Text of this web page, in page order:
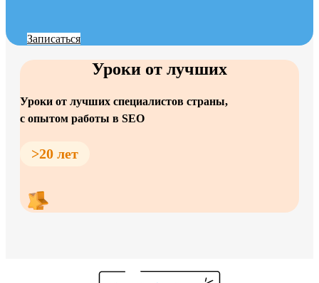
Записаться
Уроки от лучших
Уроки от лучших специалистов страны,
с опытом работы в SEO
>20 лет